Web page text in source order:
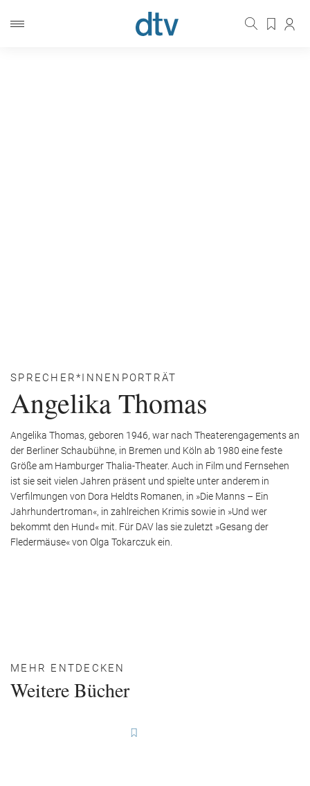
SPRECHER*INNENPORTRÄT
Angelika Thomas
Angelika Thomas, geboren 1946, war nach Theaterengagements an
der Berliner Schaubühne, in Bremen und Köln ab 1980 eine feste
Größe am Hamburger Thalia-Theater. Auch in Film und Fernsehen
ist sie seit vielen Jahren präsent und spielte unter anderem in
Verfilmungen von Dora Heldts Romanen, in »Die Manns – Ein
Jahrhundertroman«, in zahlreichen Krimis sowie in »Und wer
bekommt den Hund« mit. Für DAV las sie zuletzt »Gesang der
Fledermäuse« von Olga Tokarczuk ein.
MEHR ENTDECKEN
Weitere Bücher